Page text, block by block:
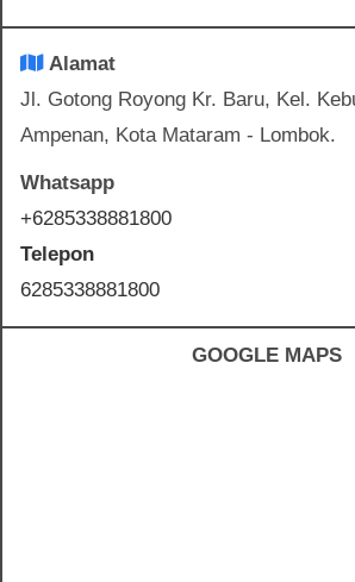
Alamat
Jl. Gotong Royong Kr. Baru, Kel.
Ampenan, Kota Mataram - Lombok.
Whatsapp
+6285338881800
Telepon
6285338881800
GOOGLE MAPS